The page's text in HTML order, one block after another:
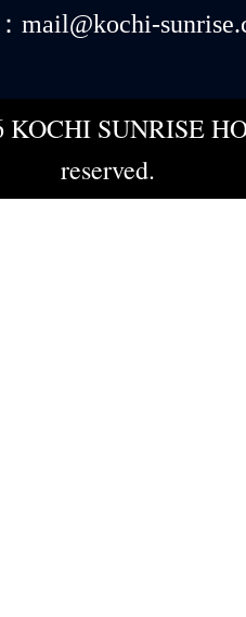
mail@kochi-
KOCHI SUNRISE
reserved.